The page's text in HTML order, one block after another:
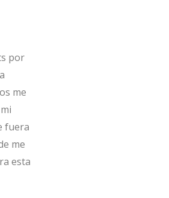
por
me
fuera
me
esta